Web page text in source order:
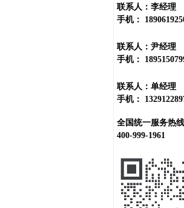
联系人：李经理
手机：
联系人：尹经理
手机：
联系人：单经理
手机：
全国统一服务热线
400-999-1961